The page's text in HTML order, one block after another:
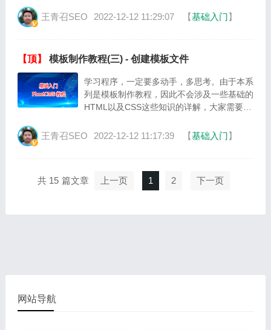
签，把你在网站后台提交的内容调用出来，展
王青召SEO 2022-12-12 11:29:07 【基础入门】
【顶】 模板制作教程(三) - 创建模板文件
学习程序，一定要多动手，多思考。由于本系
列是模板制作教程，因此不会涉及一些基础的
HTML以及CSS这些知识的详解，大家需要自
有一定的基础知识之后，就可以开···
王青召SEO 2022-12-12 11:17:39 【基础入门】
共 15 上一页 1 2 下一页
网站导航